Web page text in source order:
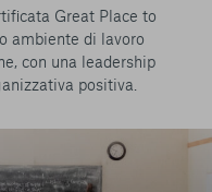
Great Place to
ambiente di lavoro
con una leadership
positiva.